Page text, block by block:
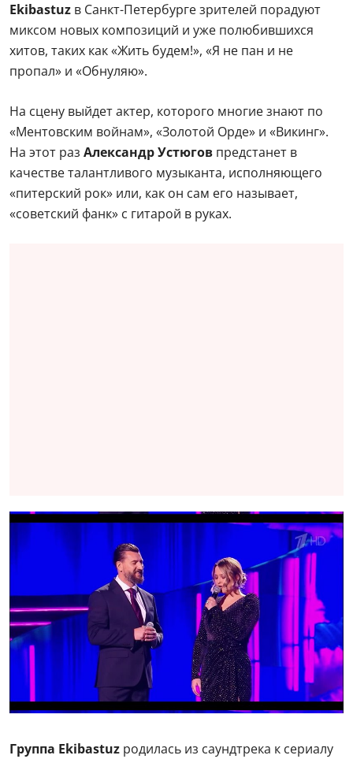
Ekibastuz в Санкт-Петербурге зрителей порадуют
миксом новых композиций и уже полюбившихся
хитов, таких как «Жить будем!», «Я не пан и не
пропал» и «Обнуляю».
На сцену выйдет актер, которого многие знают по
«Ментовским войнам», «Золотой Орде» и «Викинг».
На этот раз Александр Устюгов предстанет в
качестве талантливого музыканта, исполняющего
«питерский рок» или, как он сам его называет,
«советский фанк» с гитарой в руках.
Группа Ekibastuz родилась из саундтрека к сериалу